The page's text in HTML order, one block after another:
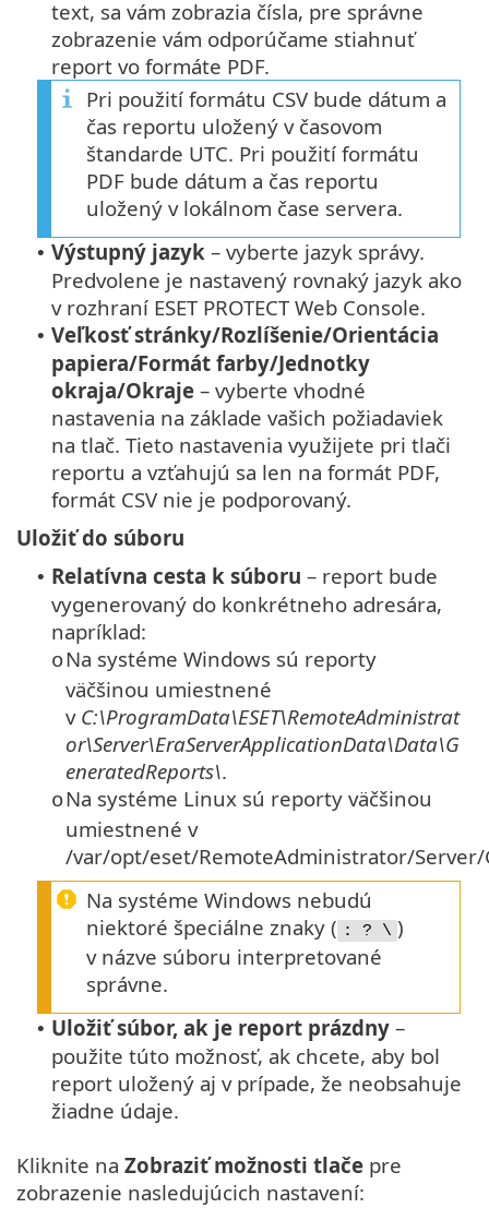
text, sa vám zobrazia čísla, pre správne
zobrazenie vám odporúčame stiahnuť
report vo formáte PDF.
Pri použití formátu CSV bude dátum a
čas reportu uložený v časovom
štandarde UTC. Pri použití formátu
PDF bude dátum a čas reportu
uložený v lokálnom čase servera.
• Výstupný jazyk – vyberte jazyk správy.
Predvolene je nastavený rovnaký jazyk ako
v rozhraní ESET PROTECT Web Console.
• Veľkosť stránky/Rozlíšenie/Orientácia
papiera/Formát farby/Jednotky
okraja/Okraje – vyberte vhodné
nastavenia na základe vašich požiadaviek
na tlač. Tieto nastavenia využijete pri tlači
reportu a vzťahujú sa len na formát PDF,
formát CSV nie je podporovaný.
Uložiť do súboru
• Relatívna cesta k súboru – report bude
vygenerovaný do konkrétneho adresára,
napríklad:
oNa systéme Windows sú reporty
väčšinou umiestnené
v C:\ProgramData\ESET\RemoteAdministrat
or\Server\EraServerApplicationData\Data\G
eneratedReports\.
oNa systéme Linux sú reporty väčšinou
umiestnené v
/var/opt/eset/RemoteAdministrator/
Na systéme Windows nebudú
niektoré špeciálne znaky ( : ? \ )
v názve súboru interpretované
správne.
• Uložiť súbor, ak je report prázdny –
použite túto možnosť, ak chcete, aby bol
report uložený aj v prípade, že neobsahuje
žiadne údaje.
Kliknite na Zobraziť možnosti tlače pre
zobrazenie nasledujúcich nastavení: